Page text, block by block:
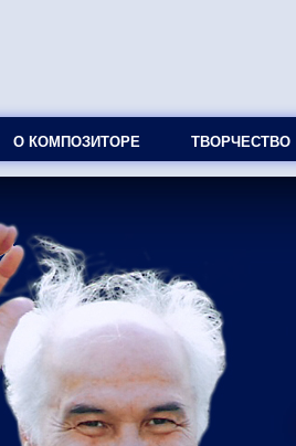
О КОМПОЗИТОРЕ ТВОРЧЕСТВО